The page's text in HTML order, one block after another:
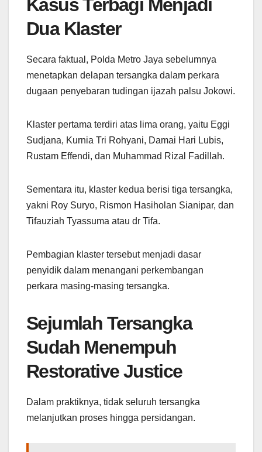
Kasus Terbagi Menjadi
Dua Klaster
Secara faktual, Polda Metro Jaya sebelumnya
menetapkan delapan tersangka dalam perkara
dugaan penyebaran tudingan ijazah palsu Jokowi.
Klaster pertama terdiri atas lima orang, yaitu Eggi
Sudjana, Kurnia Tri Rohyani, Damai Hari Lubis,
Rustam Effendi, dan Muhammad Rizal Fadillah.
Sementara itu, klaster kedua berisi tiga tersangka,
yakni Roy Suryo, Rismon Hasiholan Sianipar, dan
Tifauziah Tyassuma atau dr Tifa.
Pembagian klaster tersebut menjadi dasar
penyidik dalam menangani perkembangan
perkara masing-masing tersangka.
Sejumlah Tersangka
Sudah Menempuh
Restorative Justice
Dalam praktiknya, tidak seluruh tersangka
melanjutkan proses hingga persidangan.